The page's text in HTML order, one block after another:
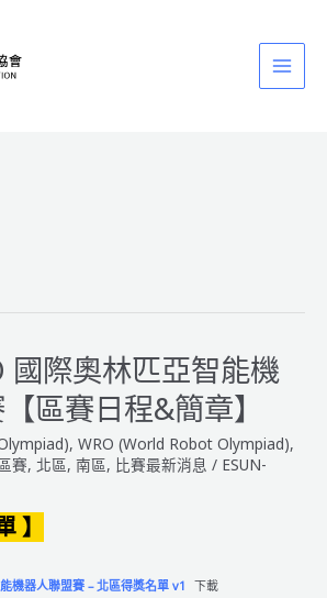
國際奧林匹亞智能機
區賽日程&簡章】
, WRO (World Robot Olympiad),
賽, 北區, 南區, 比賽最新消息 / ESUN-
】
機器人聯盟賽 – 北區得獎名單 v1 下載